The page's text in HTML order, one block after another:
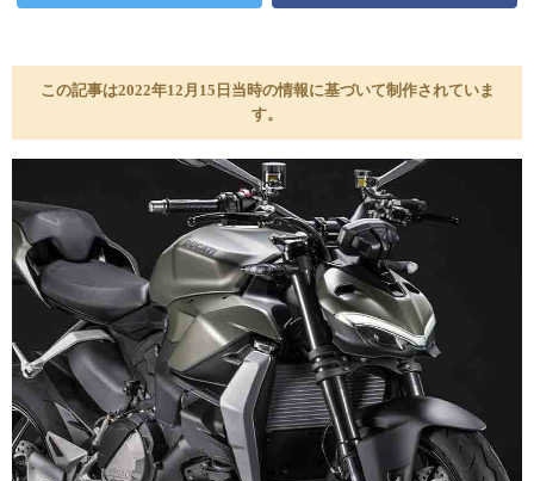
この記事は2022年12月15日当時の情報に基づいて制作されていま
す。